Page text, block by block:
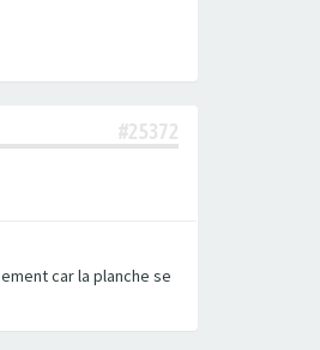
#25372
car la planche se